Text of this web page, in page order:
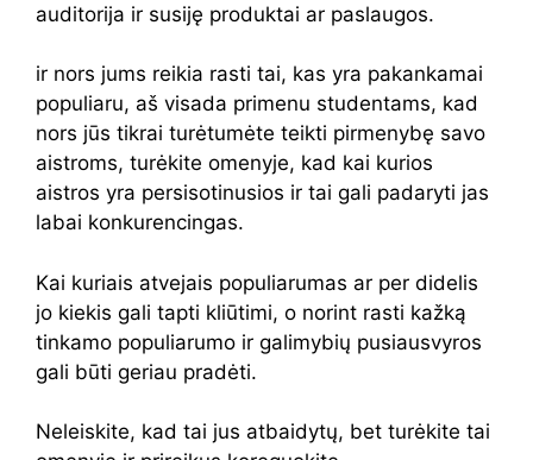
auditorija ir susiję produktai ar paslaugos.
ir nors jums reikia rasti tai, kas yra pakankamai
populiaru, aš visada primenu studentams, kad
nors jūs tikrai turėtumėte teikti pirmenybę savo
aistroms, turėkite omenyje, kad kai kurios
aistros yra persisotinusios ir tai gali padaryti jas
labai konkurencingas.
Kai kuriais atvejais populiarumas ar per didelis
jo kiekis gali tapti kliūtimi, o norint rasti kažką
tinkamo populiarumo ir galimybių pusiausvyros
gali būti geriau pradėti.
Neleiskite, kad tai jus atbaidytų, bet turėkite tai